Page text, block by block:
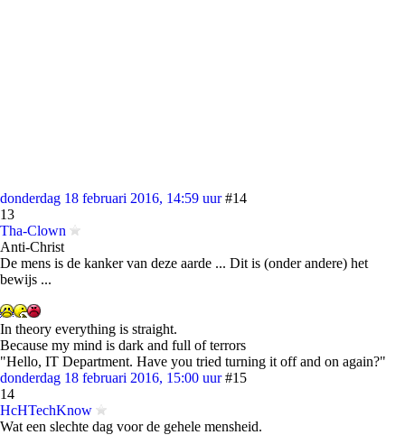
donderdag 18 februari 2016, 14:59 uur #14
13
Tha-Clown
Anti-Christ
De mens is de kanker van deze aarde ... Dit is (onder andere) het
bewijs ...
In theory everything is straight.
Because my mind is dark and full of terrors
"Hello, IT Department. Have you tried turning it off and on again?"
donderdag 18 februari 2016, 15:00 uur #15
14
HcHTechKnow
Wat een slechte dag voor de gehele mensheid.